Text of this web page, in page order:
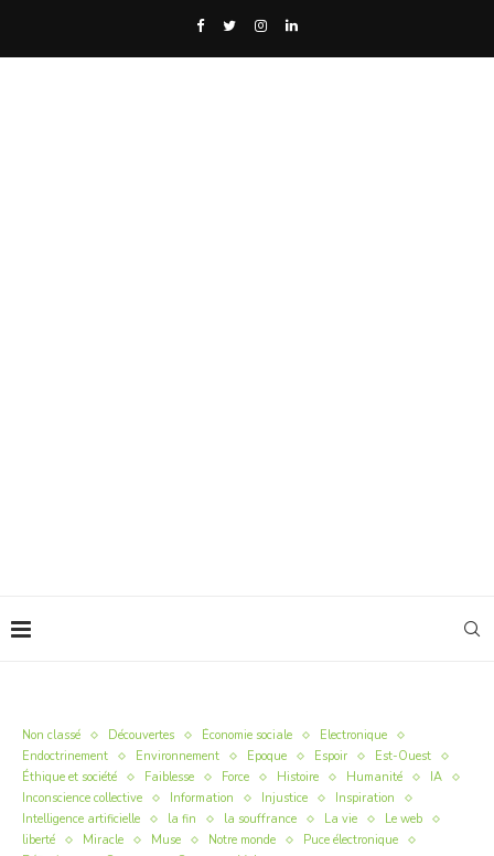
Non classé Découvertes Économie sociale
Electronique
Endoctrinement
Environnement Epoque Espoir
Est-Ouest
Éthique et société
Faiblesse Force Histoire Humanité
IA
Inconscience collective
Information Injustice
Inspiration
Intelligence artificielle
la fin la souffrance La vie
Le web
liberté
Miracle Muse Notre monde
Puce électronique